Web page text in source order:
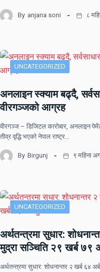
By anjana soni ८
UNCATEGORIZED
अनलाइन स्क्याम बढ्दै,
वीरगञ्जको आग्रह
वीरगञ्ज – डिजिटल कारोबार, अनलाइन
तीव्र वृद्धि भएको नेपाल राष्ट्र…
By Birgunj ९ महिना
UNCATEGORIZED
अर्थतन्त्रमा सुधार:
मुद्रा सञ्चिति २९ खर्ब ७९
अर्थतन्त्रमा सुधार: शोधनान्तर २ खर्ब ६४